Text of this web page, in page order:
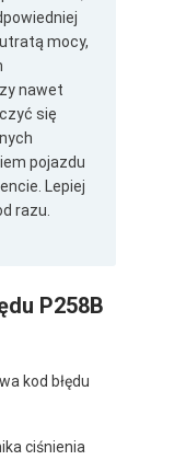
mocy,
nawet
się
pojazdu
Lepiej
razu.
P258B
kod błędu
ciśnienia